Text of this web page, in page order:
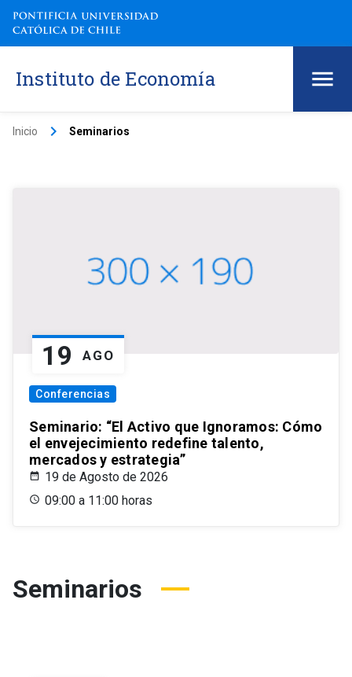
Instituto de Economía
Inicio keyboard_arrow_right Seminarios
19 AGO
Conferencias
Seminario: “El Activo que Ignoramos: Cómo
el envejecimiento redefine talento,
mercados y estrategia”
19 de Agosto de 2026
09:00 a 11:00 horas
Seminarios